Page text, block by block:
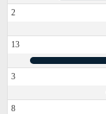
2
13
3
8